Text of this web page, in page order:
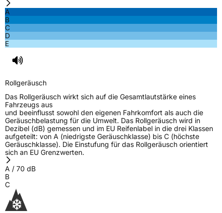
A
B
C
D
E
Rollgeräusch
Das Rollgeräusch wirkt sich auf die Gesamtlautstärke eines
Fahrzeugs aus
und beeinflusst sowohl den eigenen Fahrkomfort als auch die
Geräuschbelastung für die Umwelt. Das Rollgeräusch wird in
Dezibel (dB) gemessen und im EU Reifenlabel in die drei Klassen
aufgeteilt: von A (niedrigste Geräuschklasse) bis C (höchste
Geräuschklasse). Die Einstufung für das Rollgeräusch orientiert
sich an EU Grenzwerten.
A / 70 dB
B
C